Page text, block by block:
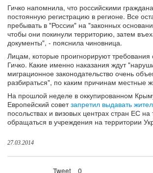
Гичко напомнила, что российскими
постоянную регистрацию в регионе. Все
пребывать в "России" на "законных
чтобы они покинули территорию, затем
документы", - пояснила чиновница.
Лицам, которые проигнорируют требования
Гичко. Какие именно наказания ждут
миграционное законодательство очень
разбираться", по каким причинам местные
На прошлой неделе в оккупированном
Европейский советзапретил выдавать
посольствах и визовых центрах стран ЕС
обращаться в учреждения на территории
27.03.2014
Tweet
0